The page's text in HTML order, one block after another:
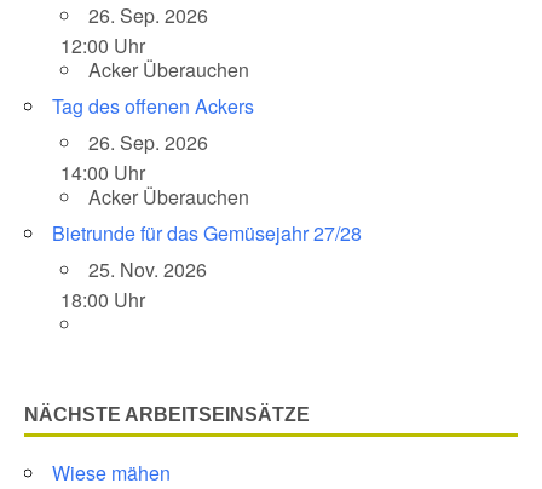
26. Sep. 2026
12:00 Uhr
Acker Überauchen
Tag des offenen Ackers
26. Sep. 2026
14:00 Uhr
Acker Überauchen
Bietrunde für das Gemüsejahr 27/28
25. Nov. 2026
18:00 Uhr
NÄCHSTE ARBEITSEINSÄTZE
Wiese mähen